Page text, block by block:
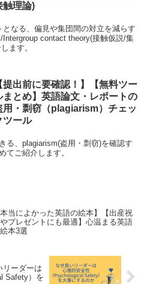
触理論)
なる、偏見や集団間の対立を減らす
Intergroup contact theory(接触仮説/集
ます。
提出前に要確認！】【無料ツー
まとめ】英語論文・レポートの
用・剽窃（plagiarism）チェッ
ツール
る、plagiarism(盗用・剽窃)を確認す
てご紹介します。
本当によかった英語の絵本】【出産祝
プレゼントにも最適】心温まる英語
本3選
リーダーは
Safety）を